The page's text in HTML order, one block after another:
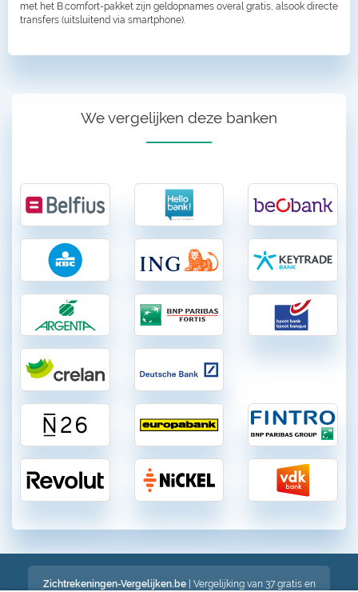
met het B.comfort-pakket zijn geldopnames overal gratis, alsook directe
transfers (uitsluitend via smartphone).
We vergelijken deze banken
Zichtrekeningen-Vergelijken.be| Vergelijking van 37 gratis en